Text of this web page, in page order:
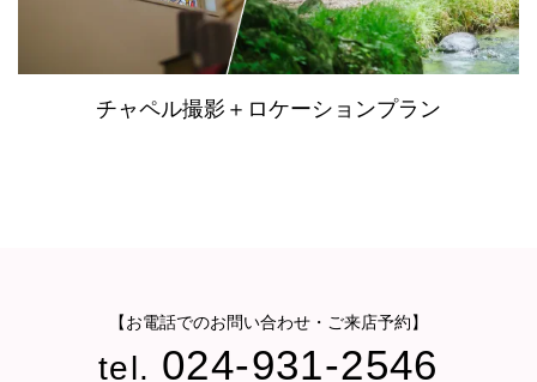
チャペル撮影＋ロケーションプラン
【お電話でのお問い合わせ・ご来店予約】
tel. 024-931-2546